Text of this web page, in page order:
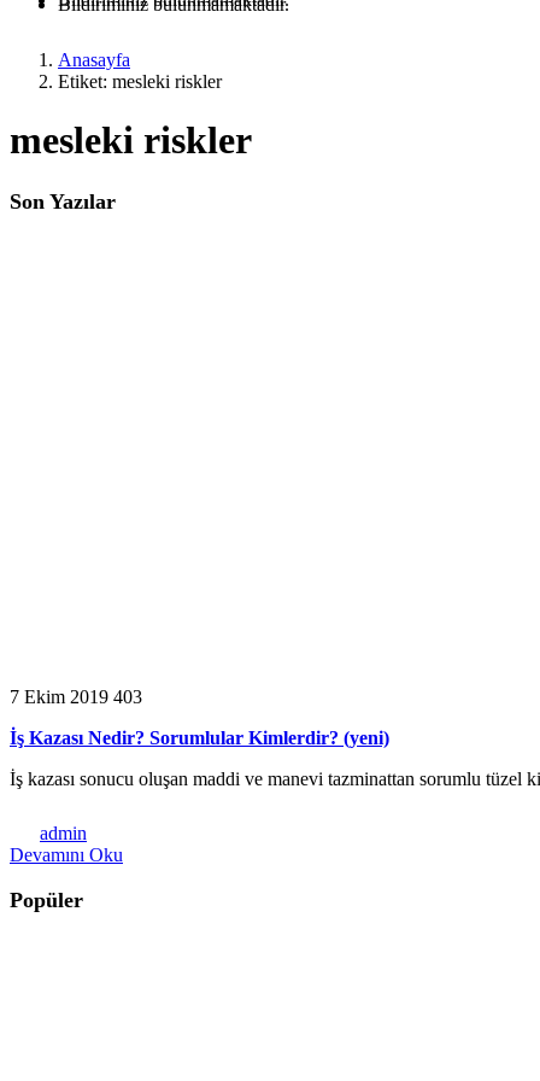
Bildiriminiz bulunmamaktadır.
Anasayfa
Etiket: mesleki riskler
mesleki riskler
Son Yazılar
7 Ekim 2019 403
İş Kazası Nedir? Sorumlular Kimlerdir? (yeni)
İş kazası sonucu oluşan maddi ve manevi tazminattan sorumlu
admin
Devamını Oku
Popüler